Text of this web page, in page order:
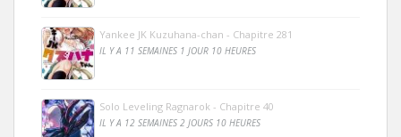
Yankee JK Kuzuhana-chan - Chapitre 281
IL Y A 11 SEMAINES 1 JOUR 10 HEURES
Solo Leveling Ragnarok - Chapitre 40
IL Y A 12 SEMAINES 2 JOURS 10 HEURES